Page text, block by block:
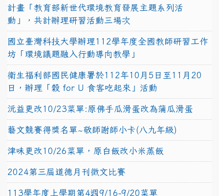
計畫「教育部新世代環境教育發展主題系列活
動」，共計辦理研習活動三場次
國立臺灣科技大學辦理112學年度全國教師研習工作
坊「環境議題融入行動導向教學」
衛生福利部國民健康署於112年10月5日至11月20
日，辦理「穀 for U 食客吃起來」活動
沅益更改10/23菜單:原佛手瓜滑蛋改為蒲瓜滑蛋
藝文競賽得獎名單~敬師謝師小卡(八九年級)
津味更改10/26菜單，原白飯改小米蒸飯
2024第三屆道德月刊徵文比賽
113學年度上學期第4週9/16-9/20菜單